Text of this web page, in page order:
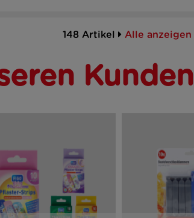
148 Artikel Alle anzeigen
Kunden